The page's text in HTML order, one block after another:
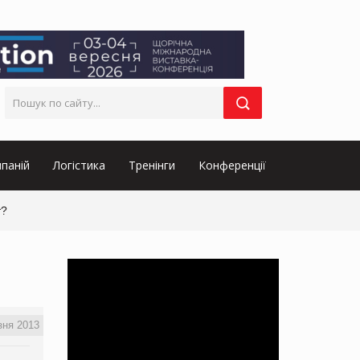
Логістика Тренінги Конференції
2013